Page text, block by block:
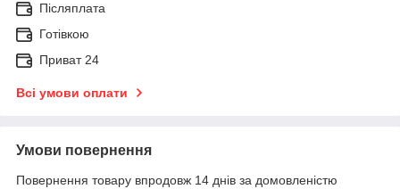
Післяплата
Готівкою
Приват 24
Всі умови оплати
Умови повернення
Повернення товару впродовж 14 днів за домовленістю